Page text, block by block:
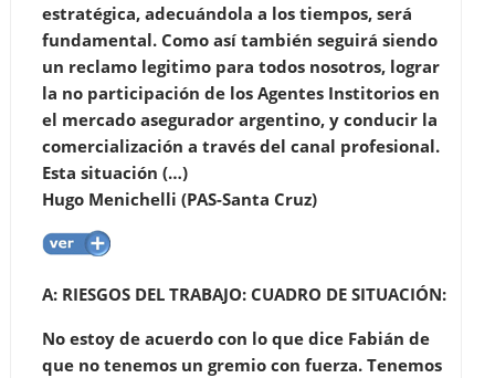
estratégica, adecuándola a los tiempos, será
fundamental. Como así también seguirá siendo
un reclamo legitimo para todos nosotros, lograr
la no participación de los Agentes Institorios en
el mercado asegurador argentino, y conducir la
comercialización a través del canal profesional.
Esta situación (…)
Hugo Menichelli (PAS-Santa Cruz)
A: RIESGOS DEL TRABAJO: CUADRO DE SITUACIÓN:
No estoy de acuerdo con lo que dice Fabián de
que no tenemos un gremio con fuerza. Tenemos